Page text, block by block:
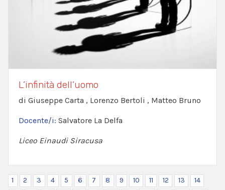
L’infinità dell’uomo
di Giuseppe Carta , Lorenzo Bertoli , Matteo Bruno
Docente/i: Salvatore La Delfa
Liceo Einaudi Siracusa
1 2 3 4 5 6 7 8 9 10 11 12 13
14